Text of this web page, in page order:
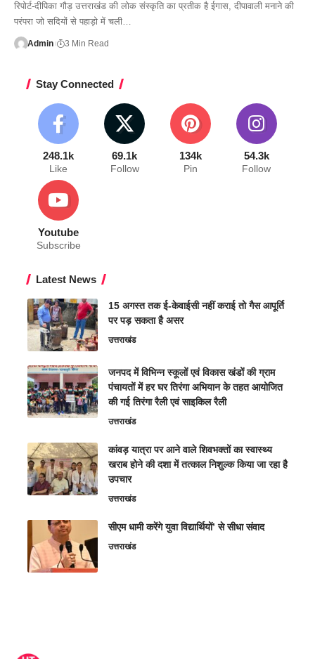
रिपोर्ट-दीपिका गौड़ उत्तराखंड की लोक संस्कृति का प्रतीक है ईगास, दीपावाली मनाने की
परंपरा जो सदियों से पहाड़ो में चली…
Admin 3 Min Read
Stay Connected
248.1k
Like
69.1k
Follow
134k
Pin
54.3k
Follow
Youtube
Subscribe
Latest News
15 अगस्त तक ई-केवाईसी नहीं कराई तो गैस आपूर्ति
पर पड़ सकता है असर
उत्तराखंड
जनपद में विभिन्न स्कूलों एवं विकास खंडों की ग्राम
पंचायतों में हर घर तिरंगा अभियान के तहत आयोजित
की गई तिरंगा रैली एवं साइकिल रैली
उत्तराखंड
कांवड़ यात्रा पर आने वाले शिवभक्तों का स्वास्थ्य
खराब होने की दशा में तत्काल निशुल्क किया जा रहा है
उपचार
उत्तराखंड
सीएम धामी करेंगे युवा विद्यार्थियों’ से सीधा संवाद
उत्तराखंड